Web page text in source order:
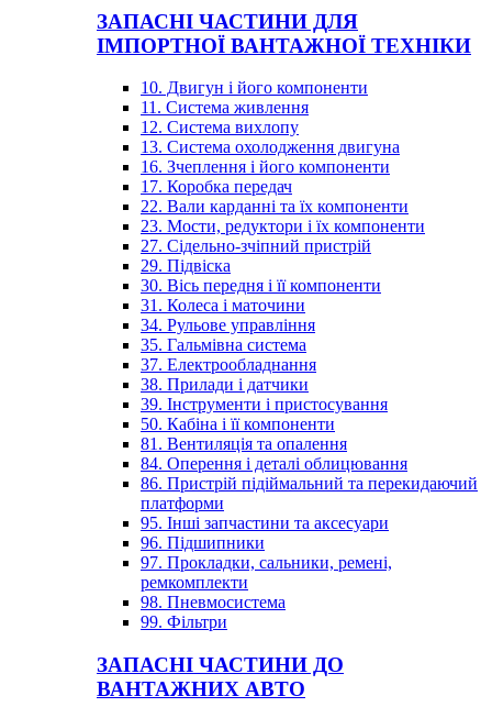
ЗАПАСНІ ЧАСТИНИ ДЛЯ
ІМПОРТНОЇ ВАНТАЖНОЇ ТЕХНІКИ
10. Двигун і його компоненти
11. Система живлення
12. Система вихлопу
13. Система охолодження двигуна
16. Зчеплення і його компоненти
17. Коробка передач
22. Вали карданні та їх компоненти
23. Мости, редуктори і їх компоненти
27. Сідельно-зчіпний пристрій
29. Підвіска
30. Вісь передня і її компоненти
31. Колеса і маточини
34. Рульове управління
35. Гальмівна система
37. Електрообладнання
38. Прилади і датчики
39. Інструменти і пристосування
50. Кабіна і її компоненти
81. Вентиляція та опалення
84. Оперення і деталі облицювання
86. Пристрій підіймальний та перекидаючий
платформи
95. Інші запчастини та аксесуари
96. Підшипники
97. Прокладки, сальники, ремені,
ремкомплекти
98. Пневмосистема
99. Фільтри
ЗАПАСНІ ЧАСТИНИ ДО
ВАНТАЖНИХ АВТО